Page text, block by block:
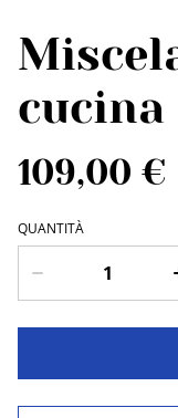
cucina
109,00 €
QUANTITÀ